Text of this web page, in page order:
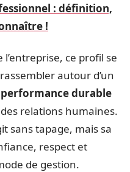
: définition,
!
ce profil se
autour d’un
performance durable
relations humaines.
sans tapage, mais sa
respect et
de gestion.